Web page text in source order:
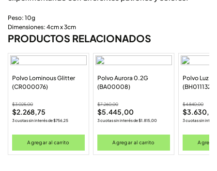
Peso: 10g
Dimensiones: 4cm x 3cm
PRODUCTOS RELACIONADOS
Polvo Lominous Glitter
(CR000076)
$3.025,00
$2.268,75
3 cuotas sin interés de$756,25
Agregar al carrito
Polvo Aurora 0.2G
(BA00008)
$7.260,00
$5.445,00
3 cuotas sin interés de$1.815,00
Agregar al carrito
Polvo Luz
(BH011132-
$4.840,00
$
3 cuotas sin